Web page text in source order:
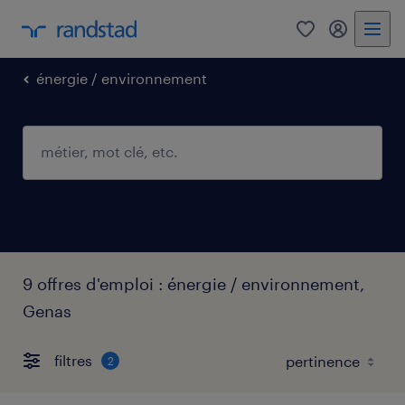
0 mon
énergie / environnement
9 offres d'emploi : énergie / environnement,
Genas
filtres 2